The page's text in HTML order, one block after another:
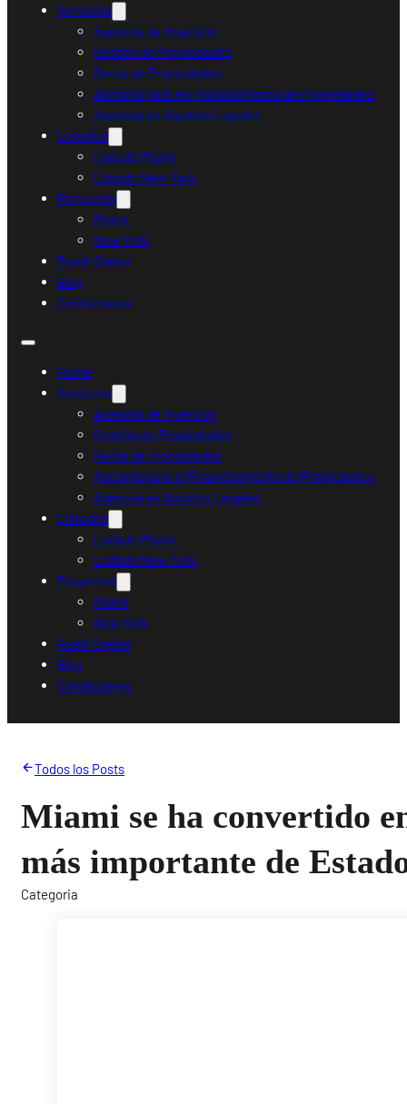
Servicios
Asesoría de Inversión
Gestión de Propiedades
Renta de Propiedades
Asesoría para el Financiamiento de Propiedades
Asesoría en Asuntos Legales
Listados
Listado Miami
Listado New York
Proyectos
Miami
New York
Ruedi Sieber
Blog
Contáctanos
Home
Servicios
Asesoría de Inversión
Gestión de Propiedades
Renta de Propiedades
Asesoría para el Financiamiento de Propiedades
Asesoría en Asuntos Legales
Listados
Listado Miami
Listado New York
Proyectos
Miami
New York
Ruedi Sieber
Blog
Contáctanos
Todos los Posts
Miami se ha convertido
más importante de
Categoria